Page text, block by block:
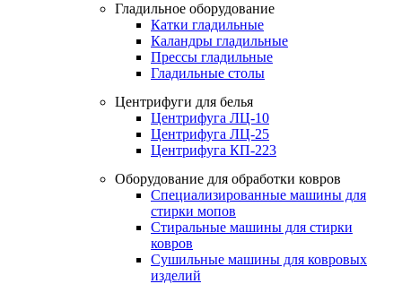
Гладильное оборудование
Катки гладильные
Каландры гладильные
Прессы гладильные
Гладильные столы
Центрифуги для белья
Центрифуга ЛЦ-10
Центрифуга ЛЦ-25
Центрифуга КП-223
Оборудование для обработки ковров
Специализированные машины для
стирки мопов
Стиральные машины для стирки
ковров
Сушильные машины для ковровых
изделий